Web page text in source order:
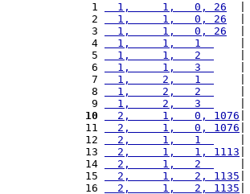
1
  1,     1,   0, 26
|
2
  1,     1,   0, 26
3
  1,     1,   0, 26
|
4
  1,     1,   1
5
  1,     1,   2
6
  1,     1,   3
7
  1,     2,   1
8
  1,     2,   2
9
  1,     2,   3
10
  2,     1,   0, 1076
11
  2,     1,   0, 1076
12
  2,     1,   1
13
  2,     1,   1, 1113
14
  2,     1,   2
15
  2,     1,   2, 1135
16
  2,     1,   2, 1135